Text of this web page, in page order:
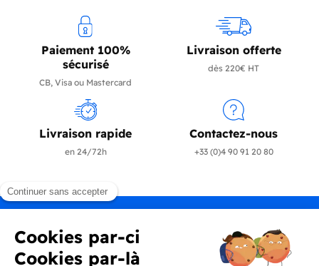
Paiement 100%
sécurisé
CB, Visa ou Mastercard
Livraison offerte
dès 220€ HT
Livraison rapide
en 24/72h
Contactez-nous
+33 (0)4 90 91 20 80